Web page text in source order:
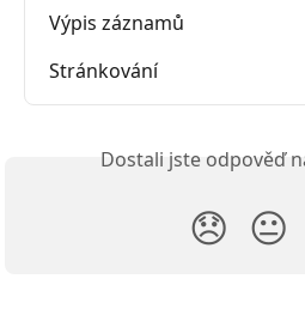
Výpis záznamů
Stránkování
Dostali jste odpověď
😞 😐